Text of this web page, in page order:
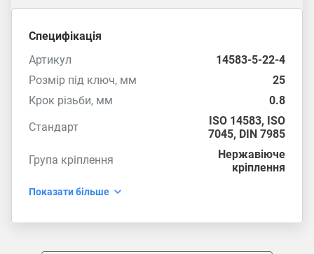
Специфікація
Артикул
14583-5-22-4
Розмір під ключ, мм
25
Крок різьби, мм
0.8
Стандарт
ISO 14583, ISO
7045, DIN 7985
Група кріплення
Нержавіюче
кріплення
Показати більше